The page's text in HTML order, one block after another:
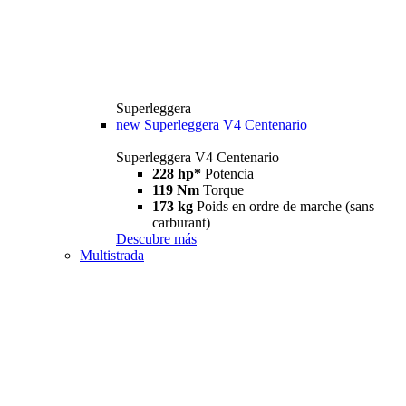
Superleggera
new Superleggera V4 Centenario
Superleggera V4 Centenario
228 hp* Potencia
119 Nm Torque
173 kg Poids en ordre de marche (sans
carburant)
Descubre más
Multistrada